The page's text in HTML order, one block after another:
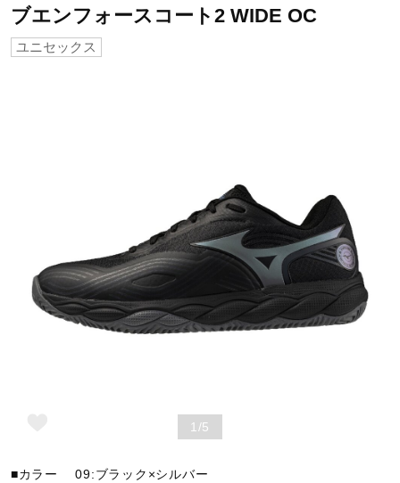
ランニング
ゴルフ
スイム
テニス／ソフトテニス
ブエンフォースコート2 WIDE OC
ユニセックス
1/5
■カラー09:ブラック×シルバー